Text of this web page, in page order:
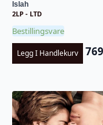
Islah
2LP - LTD
Bestillingsvare
Legg I Handlekurv 769